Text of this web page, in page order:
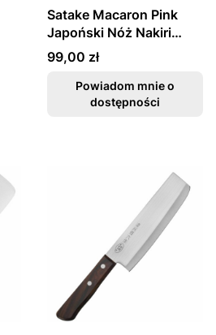
Satake Macaron Pink
Japoński Nóż Nakiri
17cm
Cena
99,00 zł
Powiadom mnie o
dostępności